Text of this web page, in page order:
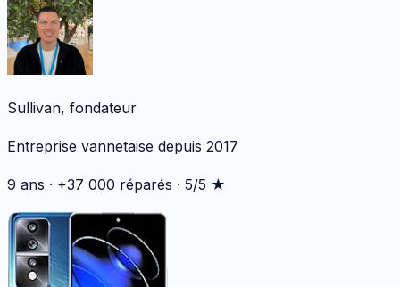
Sullivan, fondateur
Entreprise vannetaise depuis 2017
9 ans · +37 000 réparés · 5/5 ★